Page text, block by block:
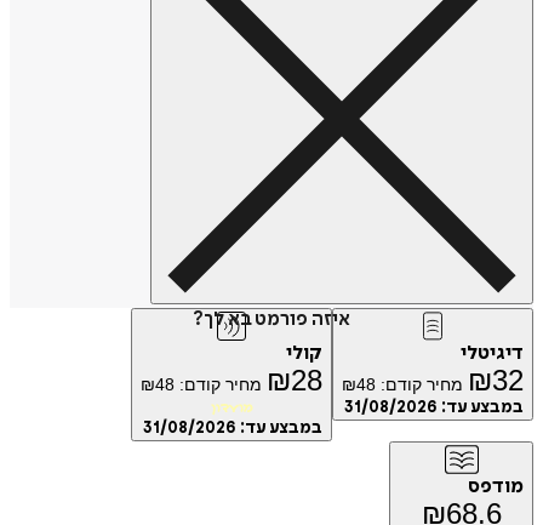
איזה פורמט בא לך?
₪ מחיר קודם: ₪48
עד:31/08/2026
₪ 28 מחיר קודם: ₪48
במבצע עד:31/08/2026
₪